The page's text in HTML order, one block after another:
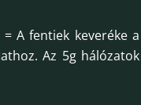
A fentiek keveréke a
Az 5g hálózatok